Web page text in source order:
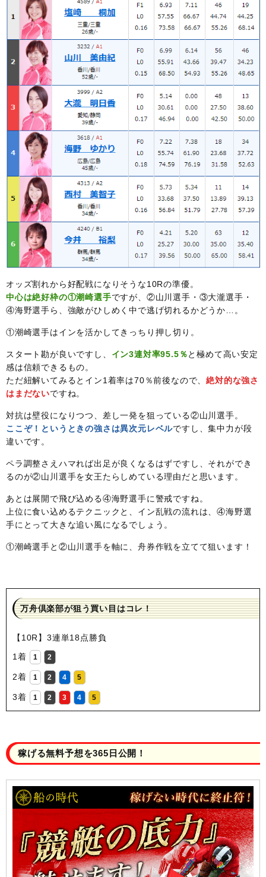
オッズ割れから好配戦になりそうな10Rの準優。
中心は絶好枠の①潮崎選手ですが、②山川選手・③大瀧選手・
④海野選手ら、強敵がひしめく中で逃げ切れるかどうか…。
①潮崎選手はインを活かしてきっちり押し切り。
スタート勘が良いですし、 イン3連対率95.5％と極めて高い安定
感は信頼できるもの。
ただ紐解いてみるとイン1着率は70％前後なので、絶対的な強さ
はまだないですね。
対抗は壁役になりつつ、差し一発を狙っている②山川選手。
ここぞ！というときの強さは異次元レベルですし、集中力が段
違いです。
ペラ調整さえハマれば出足が良くなるはずですし、それができ
るのが②山川選手を女王たらしめている理由だと思います。
あとは展開で飛び込める④海野選手に警戒ですね。
上位に食い込めるテクニックと、イン乱戦の流れは、④海野選
手にとって大きな追い風になるでしょう。
①潮崎選手と②山川選手を軸に、舟券作戦を立てて狙います！
万舟倶楽部が狙う買い目はコレ！
【10R】3連単18点勝負
1着
1 2
2着 1 2 4 5
3着 1 2 3 4 5
稼げる無料予想を365日公開！